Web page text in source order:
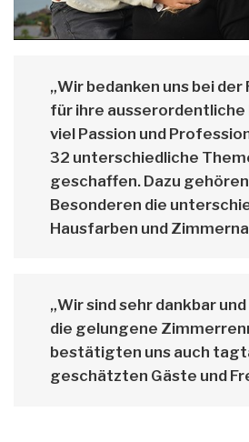
„Wir bedanken uns bei der
für ihre ausserordentliche
viel Passion und
32 unterschiedliche
geschaffen. Dazu
Besonderen die
Hausfarben und
„Wir sind sehr dankbar
die gelungene
bestätigten uns auch
geschätzten Gäste und